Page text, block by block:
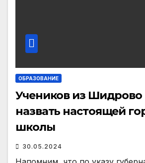
ОБРАЗОВАНИЕ
Учеников из
назвать настоящей
школы
30.05.2024